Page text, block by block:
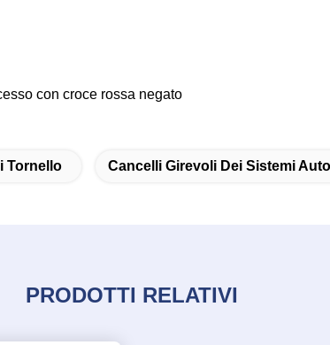
con croce rossa negato
Tornello Cancelli Girevoli Dei Sistemi
PRODOTTI RELATIVI